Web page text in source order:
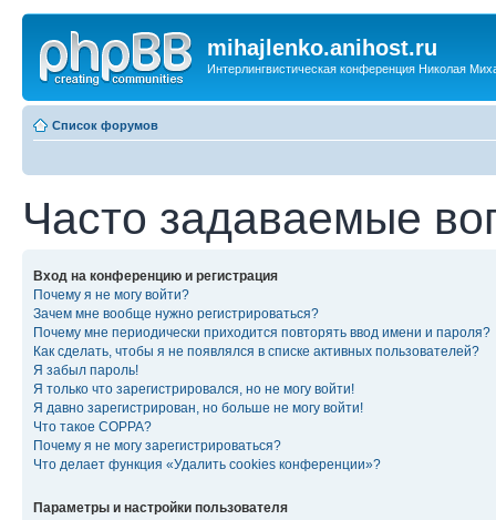
mihajlenko.anihost.ru
Интерлингвистическая конференция Николая
Список форумов
Часто задаваемые
Вход на конференцию и регистрация
Почему я не могу войти?
Зачем мне вообще нужно регистрироваться?
Почему мне периодически приходится повторять ввод имени и пароля?
Как сделать, чтобы я не появлялся в списке активных пользователей?
Я забыл пароль!
Я только что зарегистрировался, но не могу войти!
Я давно зарегистрирован, но больше не могу войти!
Что такое COPPA?
Почему я не могу зарегистрироваться?
Что делает функция «Удалить cookies конференции»?
Параметры и настройки пользователя